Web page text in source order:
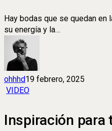
Hay bodas que se quedan en
su energía y la…
ohhhd19 febrero, 2025
VIDEO
Inspiración para